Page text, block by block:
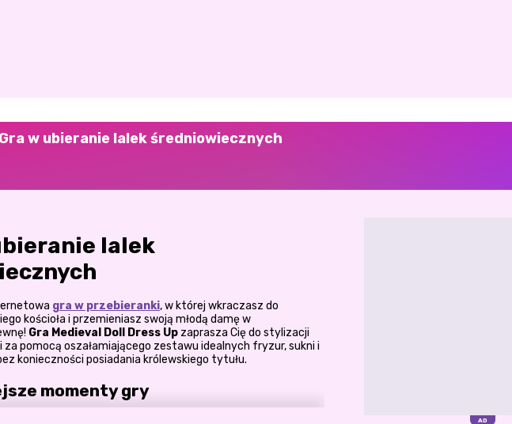
w ubieranie lalek średniowiecznych
lalek
gra w przebieranki, w której wkraczasz do
kościoła i przemieniasz swoją młodą damę w
Gra Medieval Doll Dress Up zaprasza Cię do stylizacji
pomocą oszałamiającego zestawu idealnych fryzur, sukni i
konieczności posiadania królewskiego tytułu.
momenty gry